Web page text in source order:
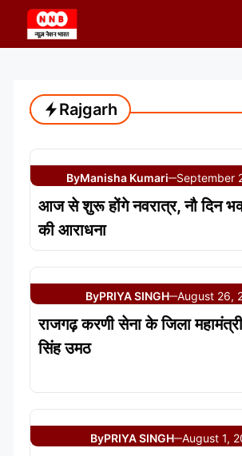
content
Rajgarh
ByManisha Kumari—September
आज से शुरू होंगे नवरात्र, नौ दिन
की आराधना
ByPRIYA SINGH—August 26,
राजगढ़ करणी सेना के जिला
सिंह उमठ
ByPRIYA SINGH—August 1,